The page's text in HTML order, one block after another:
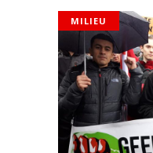
MILIEU